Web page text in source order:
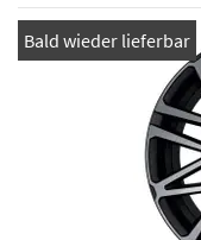
Bald wieder lieferbar